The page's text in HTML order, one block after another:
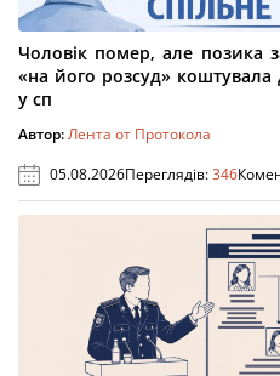
Чоловік помер, але позика
«на його розсуд»
у сп
Автор:Лента от Протокола
05.08.2026Переглядів:346